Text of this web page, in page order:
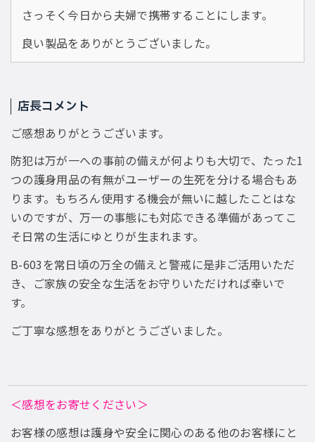
さっそく今日から夫婦で携帯することにします。
良い製品をありがとうございました。
店長コメント
ご感想ありがとうございます。
防犯は万が一への事前の備えが何よりも大切で、たった1
つの護身用品の有無がユーザーの生死を分ける場合もあ
ります。もちろん使用する機会が無いに越したことはな
いのですが、万一の事態にも対応できる準備があってこ
そ日常の生活にゆとりが生まれます。
B-603を常日頃の万全の備えと警戒に是非ご活用いただ
き、ご家族の安全な生活をお守りいただければ幸いで
す。
ご丁寧な感想をありがとうございました。
＜感想をお寄せください＞
お客様の感想は護身や安全に関心のある他のお客様にと